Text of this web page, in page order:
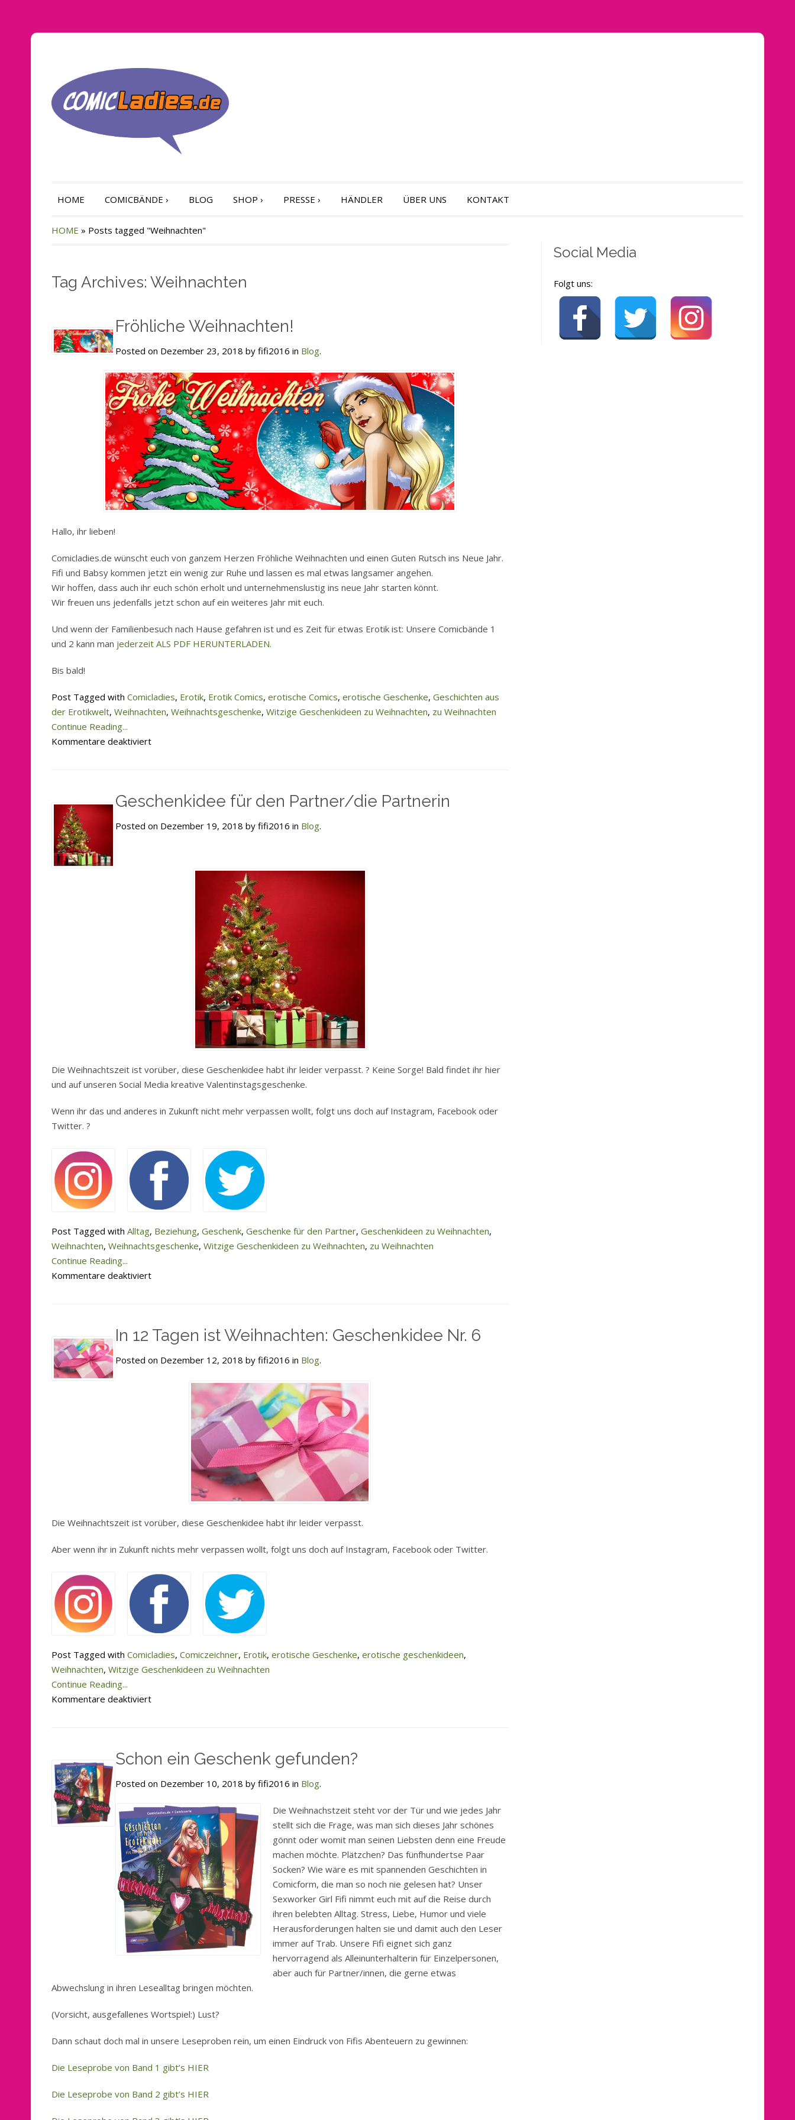
HOME COMICBÄNDE › BLOG SHOP › PRESSE › HÄNDLER ÜBER UNS KONTAKT
HOME » Posts tagged "Weihnachten"
Tag Archives: Weihnachten
Fröhliche Weihnachten!
Posted on Dezember 23, 2018 by fifi2016 in Blog.
Hallo, ihr lieben!
Comicladies.de wünscht euch von ganzem Herzen Fröhliche Weihnachten und einen Guten Rutsch ins Neue Jahr.
Fifi und Babsy kommen jetzt ein wenig zur Ruhe und lassen es mal etwas langsamer angehen.
Wir hoffen, dass auch ihr euch schön erholt und unternehmenslustig ins neue Jahr starten könnt.
Wir freuen uns jedenfalls jetzt schon auf ein weiteres Jahr mit euch.
Und wenn der Familienbesuch nach Hause gefahren ist und es Zeit für etwas Erotik ist: Unsere Comicbände 1
und 2 kann man jederzeit ALS PDF HERUNTERLADEN.
Bis bald!
Post Tagged with Comicladies, Erotik, Erotik Comics, erotische Comics, erotische Geschenke, Geschichten aus
der Erotikwelt, Weihnachten, Weihnachtsgeschenke, Witzige Geschenkideen zu Weihnachten, zu Weihnachten
Continue Reading...
Kommentare deaktiviertfür
Geschenkidee für den Partner/die Partnerin
Posted on Dezember 19, 2018 by fifi2016 in Blog.
Die Weihnachtszeit ist vorüber, diese Geschenkidee habt ihr leider verpasst. ? Keine Sorge! Bald findet ihr hier
und auf unseren Social Media kreative Valentinstagsgeschenke.
Wenn ihr das und anderes in Zukunft nicht mehr verpassen wollt, folgt uns doch auf Instagram, Facebook oder
Twitter. ?
Post Tagged with Alltag, Beziehung, Geschenk, Geschenke für den Partner, Geschenkideen zu Weihnachten,
Weihnachten, Weihnachtsgeschenke, Witzige Geschenkideen zu Weihnachten, zu Weihnachten
Continue Reading...
Kommentare deaktiviertfür
Partner/die
In 12 Tagen ist Weihnachten: Geschenkidee Nr. 6
Posted on Dezember 12, 2018 by fifi2016 in Blog.
Die Weihnachtszeit ist vorüber, diese Geschenkidee habt ihr leider verpasst.
Aber wenn ihr in Zukunft nichts mehr verpassen wollt, folgt uns doch auf Instagram, Facebook oder Twitter.
Post Tagged with Comicladies, Comiczeichner, Erotik, erotische Geschenke, erotische geschenkideen,
Weihnachten, Witzige Geschenkideen zu Weihnachten
Continue Reading...
Kommentare deaktiviertfür
ist
Geschenkidee
6
Schon ein Geschenk gefunden?
Posted on Dezember 10, 2018 by fifi2016 in Blog.
Die Weihnachstzeit steht vor der Tür und wie jedes Jahr
stellt sich die Frage, was man sich dieses Jahr schönes
gönnt oder womit man seinen Liebsten denn eine Freude
machen möchte. Plätzchen? Das fünfhundertse Paar
Socken? Wie wäre es mit spannenden Geschichten in
Comicform, die man so noch nie gelesen hat? Unser
Sexworker Girl Fifi nimmt euch mit auf die Reise durch
ihren belebten Alltag. Stress, Liebe, Humor und viele
Herausforderungen halten sie und damit auch den Leser
immer auf Trab. Unsere Fifi eignet sich ganz
hervorragend als Alleinunterhalterin für Einzelpersonen,
aber auch für Partner/innen, die gerne etwas
Abwechslung in ihren Lesealltag bringen möchten.
(Vorsicht, ausgefallenes Wortspiel:) Lust?
Dann schaut doch mal in unsere Leseproben rein, um einen Eindruck von Fifis Abenteuern zu gewinnen:
Die Leseprobe von Band 1 gibt’s HIER
Die Leseprobe von Band 2 gibt’s HIER
Social Media
Folgt uns: